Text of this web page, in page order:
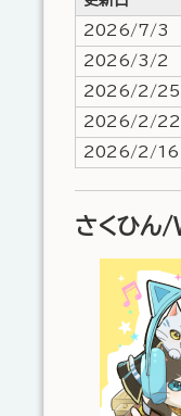
2026/7/3
2026/3/2
2026/2/25
2026/2/22
2026/2/16
さくひん